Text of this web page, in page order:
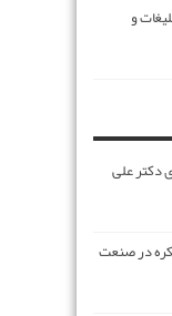
و
دکتر علی
در صنعت